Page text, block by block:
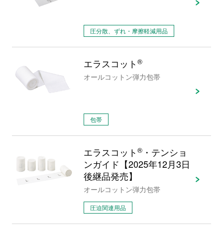
圧分散、ずれ・摩擦軽減用品
エラスコット ®
オールコットン弾力包帯
包帯
エラスコット ®・テンショ
ンガイド【2025年12月3日
後継品発売】
オールコットン弾力包帯
圧迫関連用品